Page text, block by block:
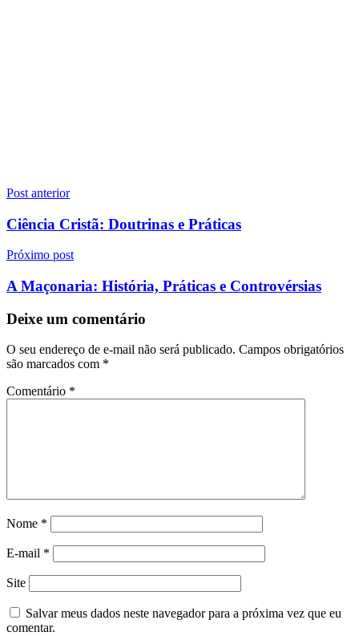
Navegação
de
Post anterior
Ciência Cristã: Doutrinas e Práticas
Próximo post
A Maçonaria: História, Práticas e Controvérsias
Deixe um comentário
O seu endereço de e-mail não será publicado. Campos obrigatórios
são marcados com *
Comentário *
Nome *
E-mail *
Site
Salvar meus dados neste navegador para a próxima vez que eu
comentar.